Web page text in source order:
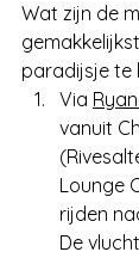
Wat zijn de
paradijsje te
Via
vanuit
Lounge
rijden
De